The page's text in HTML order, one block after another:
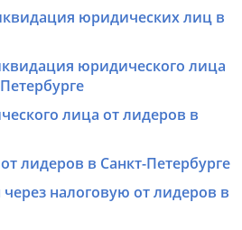
юридических лиц в
юридического лица
лица от лидеров в
лидеров в Санкт-Петербурге
налоговую от лидеров в